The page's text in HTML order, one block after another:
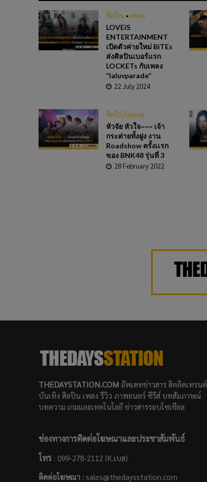
ศิลปิน • เพลง
LOVEiS
ENTERTAINMENT
เปิดตัวค่ายใหม่ BiTEs
ส่งศิลปินเบอร์แรก
LOCKETs กับเพลง
“laluvparade”
22 July 2024
ศิลปินไอดอล
หัวจัย หัวใจ~~~ เจ้า
กระต่ายทั้งฝูง งาน
Roadshow ครั้งเเรก
ของ BNK48 รุ่นที่ 3
28 February 2022
THEDAYSTATION.COMอัพเดทข่าวสาร ฮิตติดเทรนด์
บันเทิง ศิลปิน เพลง รีวิว ภาพยนตร์ ซีรีส์ บทสัมภาษณ์
บทความ เกมและเทคโนโลยี ข่าวสารรอบโซเชียล
ช่องทางการติดต่อโฆษณาและประชาสัมพันธ์
โทร: 099-278-2112 (K.เบส)
ติดต่อโฆษณา :sales@thedaysstation.com